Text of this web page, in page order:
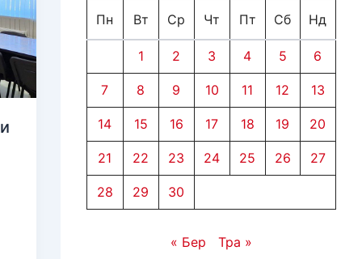
Пн Вт Ср Чт Пт Сб Нд
1 2 3 4 5 6
7 8 9 10 11 12 13
14 15 16 17 18 19 20
21 22 23 24 25 26 27
28 29 30
« Бер Тра »